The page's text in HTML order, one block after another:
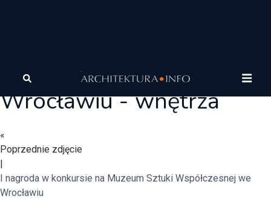
Współczensje we
Wrocławiu - wnętrza
«
Poprzednie zdjęcie
|
I nagroda w konkursie na Muzeum Sztuki Współczesnej we
Wrocławiu